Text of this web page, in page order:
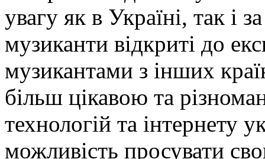
увагу як в Україні, так і
музиканти відкриті до
музикантами з інших
більш цікавою та
технологій та інтернету
можливість просувати